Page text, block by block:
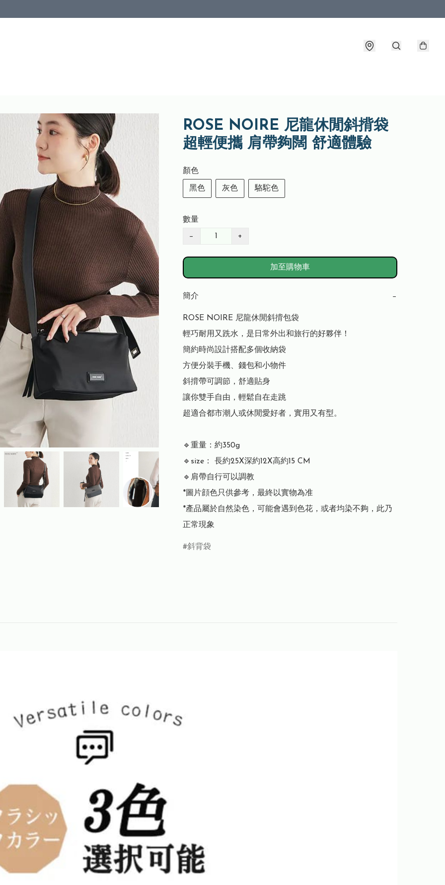
ROSE NOIRE 尼龍休閒斜揹袋
超輕便攜 肩帶夠闊 舒適體驗
顏色
黑色 灰色 駱駝色
數量
− +
加至購物車
簡介 −
ROSE NOIRE 尼龍休閒斜揹包袋
輕巧耐用又跣水，是日常外出和旅行的好夥伴！
簡約時尚設計搭配多個收納袋
方便分裝手機、錢包和小物件
斜揹帶可調節，舒適貼身
讓你雙手自由，輕鬆自在走跳
超適合都市潮人或休閒愛好者，實用又有型。
🔹重量：約350g
🔹size： 長約25X深約12X高約15 CM
🔹肩帶自行可以調教
*圖片顔色只供參考，最終以實物為准
*產品屬於自然染色，可能會遇到色花，或者均染不夠，此乃
正常現象
斜背袋